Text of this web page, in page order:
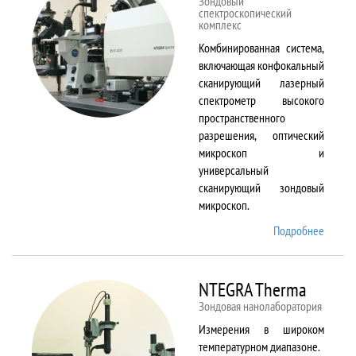
спектроскопический
комплекс
Комбинированная система,
включающая конфокальный
сканирующий лазерный
спектрометр высокого
пространственного
разрешения, оптический
микроскоп и
универсальный
сканирующий зондовый
микроскоп.
Подробнее
NTEGRA Therma
Зондовая нанолаборатория
Измерения в широком
температурном диапазоне.